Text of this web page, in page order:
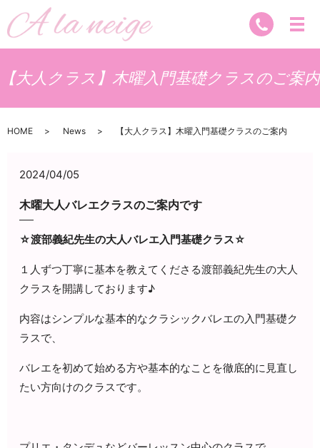
【大人クラス】木曜入門基礎クラスのご案内
HOME News 【大人クラス】木曜入門基礎クラスのご案内
2024/04/05
木曜大人バレエクラスのご案内です
☆渡部義紀先生の大人バレエ入門基礎クラス☆
１人ずつ丁寧に基本を教えてくださる渡部義紀先生の大人
クラスを開講しております♪
内容はシンプルな基本的なクラシックバレエの入門基礎ク
ラスで、
バレエを初めて始める方や基本的なことを徹底的に見直し
たい方向けのクラスです。